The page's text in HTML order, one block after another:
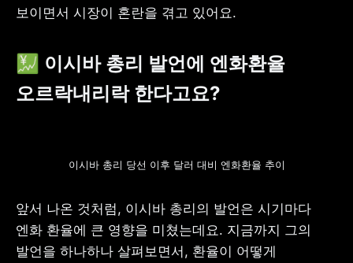
보이면서 시장이 혼란을 겪고 있어요.
💹 이시바 총리 발언에 엔화환율
오르락내리락 한다고요?
이시바 총리 당선 이후 달러 대비 엔화환율 추이
앞서 나온 것처럼, 이시바 총리의 발언은 시기마다
엔화 환율에 큰 영향을 미쳤는데요. 지금까지 그의
발언을 하나하나 살펴보면서, 환율이 어떻게